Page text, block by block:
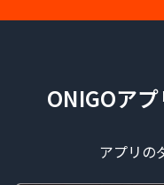
ONIGOア
アプリの